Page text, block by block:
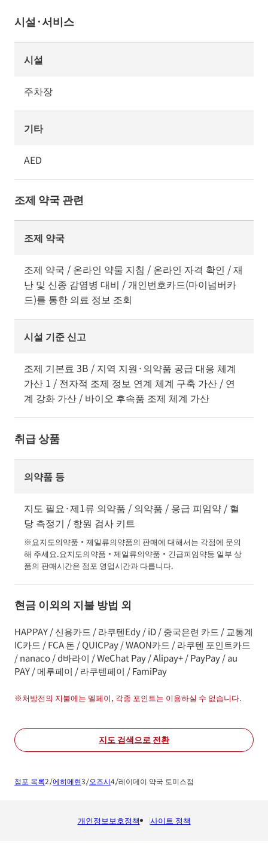
시설·서비스
시설
주차장
기타
AED
조제 약국 관련
조제 약국
조제 약국 / 온라인 약물 지침 / 온라인 자격 확인 / 재
난 및 신종 감염병 대비 / 개인번호카드(마이넘버카
드)를 통한 의료 정보 조회
시설 기준 신고
조제 기본료 3B / 지역 지원·의약품 공급 대응 체계
가산 1 / 전자적 조제 정보 연계 체계 구축 가산 / 연
계 강화 가산 / 바이오 후속품 조제 체계 가산
취급 상품
의약품 등
지도 필요·제1류 의약품 / 의약품 / 응급 피임약 / 혈
당 측정기 / 항원 검사 키트
※요지도의약품・제일류의약품의 판매에 대해서는 각점에 문의
해 주세요.요지도의약품・제일류의약품・긴급피임약등 일부 상
품의 판매시간은 점포 영업시간과 다릅니다.
현금 이외의 지불 방법 외
HAPPAY / 신용카드 / 라쿠텐Edy / iD / 중국은련 카드 / 교통계
IC카드 / FCA 돈 / QUICPay / WAON카드 / 라쿠텐 포인트카드
/ nanaco / d바라이 / WeChat Pay / Alipay+ / PayPay / au
PAY / 메루페이 / 라쿠텐페이 / FamiPay
※처방전의 지불에는 멜페이, 각종 포인트는 이용하실 수 없습니다.
지도 검색으로 전환
점포 목록 에히메현 오즈시 레이데이 약국 토미스점
개인정보보호정책 사이트 정책